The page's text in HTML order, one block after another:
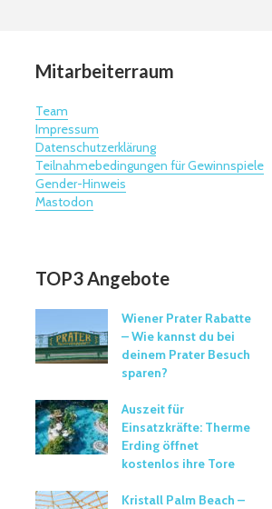
Mitarbeiterraum
Team
Impressum
Datenschutzerklärung
Teilnahmebedingungen für Gewinnspiele
Gender-Hinweis
Mastodon
TOP3 Angebote
Wiener Prater Rabatte
– Wie kannst du bei
deinem Prater Besuch
sparen?
Auszeit für
Einsatzkräfte: Therme
Erding öffnet
kostenlos ihre Tore
Kristall Palm Beach –